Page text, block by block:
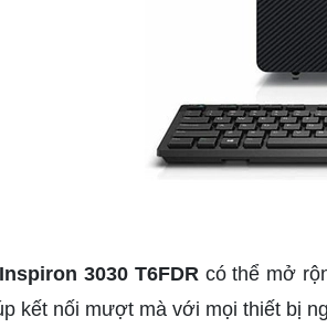
3030 T6FDR có thể mở
kết nối mượt mà với mọi thiết bị